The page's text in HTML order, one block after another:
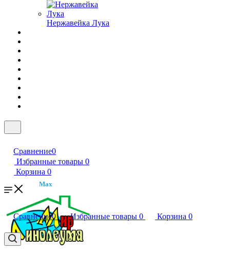
Нержавейка Лука
Сравнение0
Избранные товары 0
Корзина 0
Max
Сравнение0 Избранные товары 0 Корзина 0